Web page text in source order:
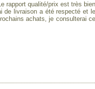
rapport qualité/prix est très bien
de livraison a été respecté et le
achats, je consulterai ce